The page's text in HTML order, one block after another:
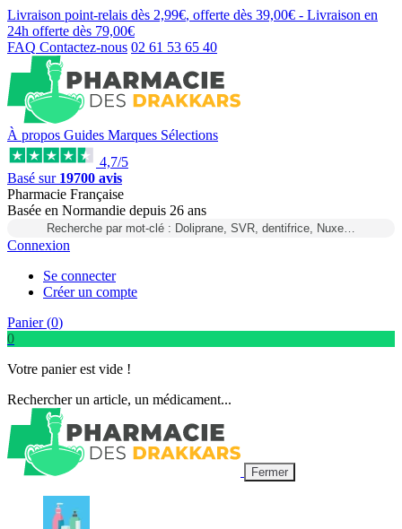
Livraison point-relais dès 2,99€, offerte dès 39,00€ - Livraison en
24h offerte dès 79,00€
FAQ Contactez-nous 02 61 53 65 40
À propos Guides Marques Sélections
4,7/5
Basé sur 19700 avis
Pharmacie Française
Basée en Normandie depuis 26 ans
Recherche par mot-clé : Doliprane, SVR, dentifrice, Nuxe…
Connexion
Se connecter
Créer un compte
Panier (0)
0
Votre panier est vide !
Rechercher un article, un médicament...
Fermer